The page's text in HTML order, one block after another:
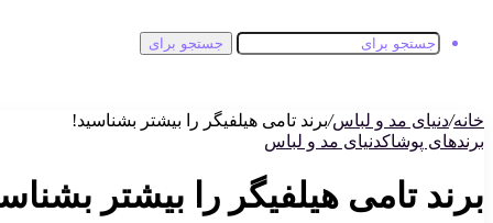
جستجو برای
خانه/دنیای مد و لباس/برند تامی هیلفیگر را بیشتر بشناسید!
برندهای پوشاکدنیای مد و لباس
برند تامی هیلفیگر را بیشتر